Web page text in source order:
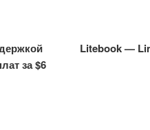
за $6
Litebook —